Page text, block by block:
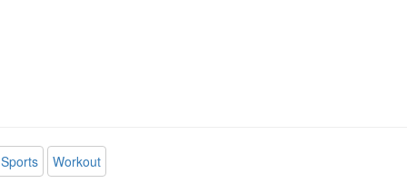
Sports Workout